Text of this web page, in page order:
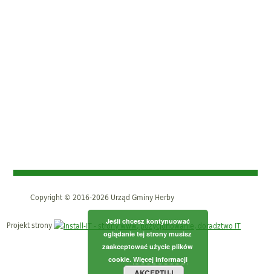
Copyright © 2016-2026 Urząd Gminy Herby
Projekt strony
Jeśli chcesz kontynuować
oglądanie tej strony musisz
zaakceptować użycie plików
cookie. Więcej informacji